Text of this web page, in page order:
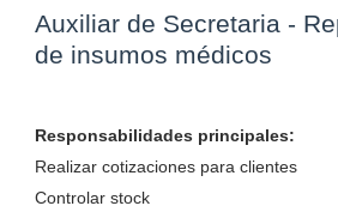
Auxiliar de Secretaria -
de insumos médicos
Responsabilidades principales:
Realizar cotizaciones para clientes
Controlar stock